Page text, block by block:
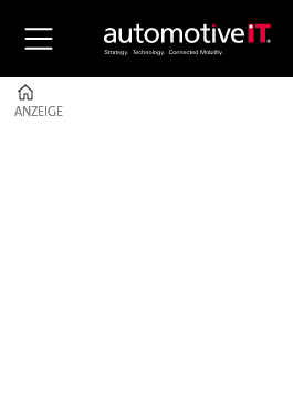
ANZEIGE
ANZEIGE